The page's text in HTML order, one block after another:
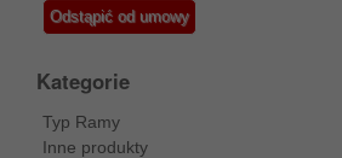
Odstąpić od umowy
Kategorie
Typ Ramy
Inne produkty